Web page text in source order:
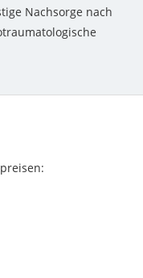
Nachsorge nach